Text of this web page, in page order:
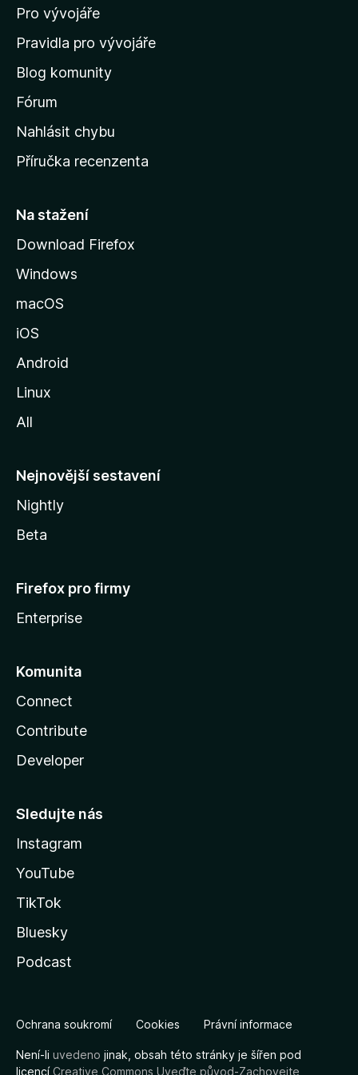
o
m
v
s
k
u
t
á
n
M
o
l
y
Pro vývojáře
Pravidla pro vývojáře
Blog komunity
Fórum
Nahlásit chybu
Příručka recenzenta
Na stažení
Download Firefox
Windows
macOS
iOS
Android
Linux
All
Nejnovější sestavení
Nightly
Beta
Firefox pro firmy
Enterprise
Komunita
Connect
Contribute
Developer
Sledujte nás
Instagram
YouTube
TikTok
Bluesky
Podcast
Ochrana soukromí Cookies Právní informace
Není-li uvedeno jinak, obsah této stránky je šířen pod
licencíCreative Commons Uveďte původ-Zachovejte